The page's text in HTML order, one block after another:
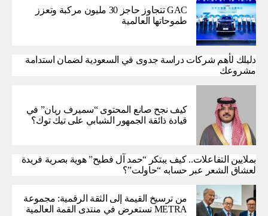
GAC تتجاوز حاجز 30 مليون مركبة وتعزز
طموحاتها العالمية
دليلك لأهم شركات دراسة جدوى في السعودية لضمان استدامة
مشروعك
كيف نجح صانع المحتوى “سميرف ريان” في
قيادة ذائقة الجمهور الشبابي على تيك توك؟
بملايين التفاعلات.. كيف يبتكر “حمد آل فطيح” هوية بصرية فريدة
لعشاق الشعر عبر حسابه “حاولت”؟
من ترسيخ القيمة إلى الثقة الرقمية: مجموعة
METRA تستعرض في منتدى القمة العالمية